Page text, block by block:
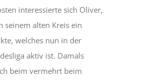
interessierte sich Oliver,
seinem alten Kreis ein
welches nun in der
aktiv ist. Damals
beim vermehrt beim